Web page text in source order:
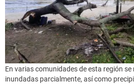
En varias comunidades de esta región
inundadas parcialmente, así como